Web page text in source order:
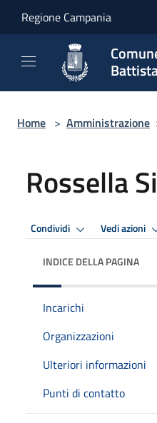
Regione Campania
Home > Amministrazione
Rossella
Condividi Vedi azioni
INDICE DELLA PAGINA
Incarichi
Organizzazioni
Ulteriori informazioni
Punti di contatto